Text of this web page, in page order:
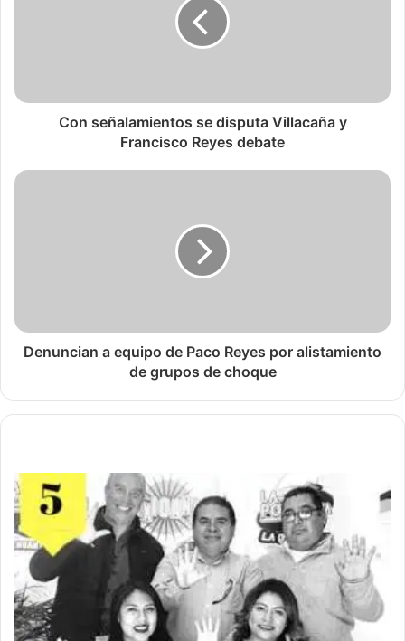
Con señalamientos se disputa Villacaña y
Francisco Reyes debate
Denuncian a equipo de Paco Reyes por alistamiento
de grupos de choque